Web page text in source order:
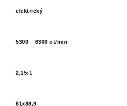
elektrický
5300 – 6300 ot/min
2,15:1
81x88,9